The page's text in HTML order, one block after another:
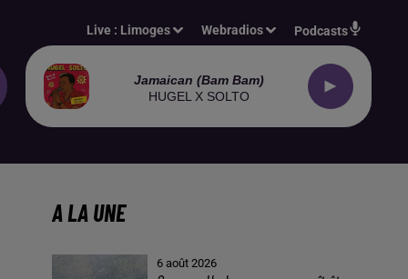
Live : Limoges Webradios Podcasts
Jamaican (bam Bam)
HUGEL X SOLTO
A LA UNE
6 août 2026